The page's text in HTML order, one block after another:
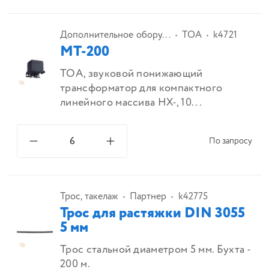
Дополнительное обору... TOA k4721
MT-200
TOA, звуковой понижающий
трансформатор для компактного
линейного массива HX-, 10...
По запросу
Трос, такелаж Партнер k42775
Трос для растяжки DIN 3055
5 мм
Трос стальной диаметром 5 мм. Бухта -
200 м.